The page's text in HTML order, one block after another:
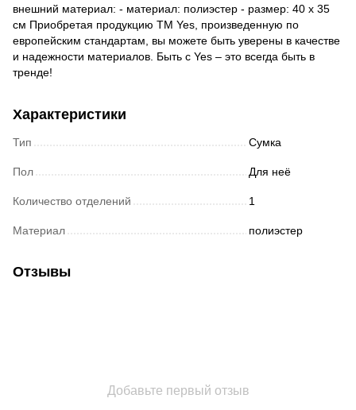
внешний материал: - материал: полиэстер - размер: 40 х 35
см Приобретая продукцию TM Yes, произведенную по
европейским стандартам, вы можете быть уверены в качестве
и надежности материалов. Быть с Yes – это всегда быть в
тренде!
Характеристики
Тип Сумка
Пол Для неё
Количество отделений 1
Материал полиэстер
Отзывы
Добавьте первый отзыв